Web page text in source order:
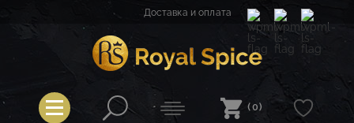
Доставка и оплата
Royal Spice
(0)